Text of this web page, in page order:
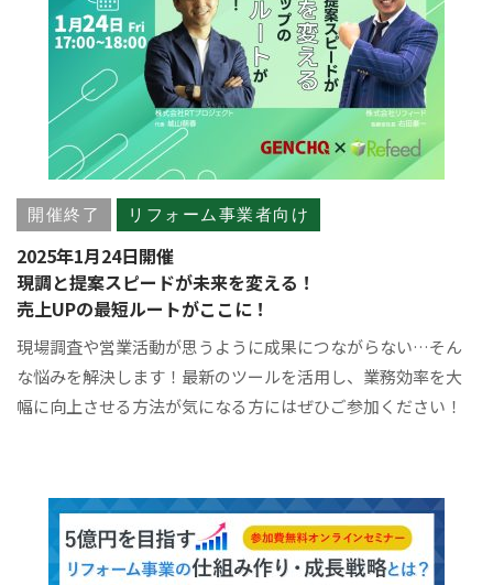
開催終了 リフォーム事業者向け
2025年1月24日開催
現調と提案スピードが未来を変える！
売上UPの最短ルートがここに！
現場調査や営業活動が思うように成果につながらない…そん
な悩みを解決します！最新のツールを活用し、業務効率を大
幅に向上させる方法が気になる方にはぜひご参加ください！